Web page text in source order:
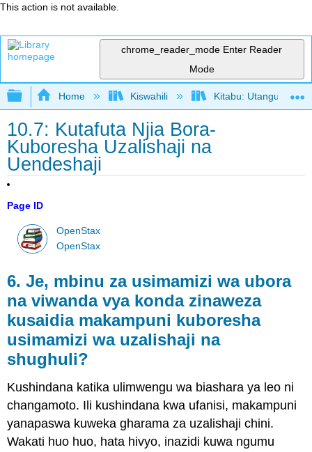
This action is not available.
chrome_reader_mode Enter Reader
Mode
Expand/collapse global hierarchy
Home Kiswahili Kitabu: Utangulizi wa
10.7: Kutafuta Njia Bora-
Kuboresha Uzalishaji na
Uendeshaji
Page ID
OpenStax
OpenStax
6. Je, mbinu za usimamizi wa ubora
na viwanda vya konda zinaweza
kusaidia makampuni kuboresha
usimamizi wa uzalishaji na
shughuli?
Kushindana katika ulimwengu wa biashara ya leo ni
changamoto. Ili kushindana kwa ufanisi, makampuni
yanapaswa kuweka gharama za uzalishaji chini.
Wakati huo huo, hata hivyo, inazidi kuwa ngumu